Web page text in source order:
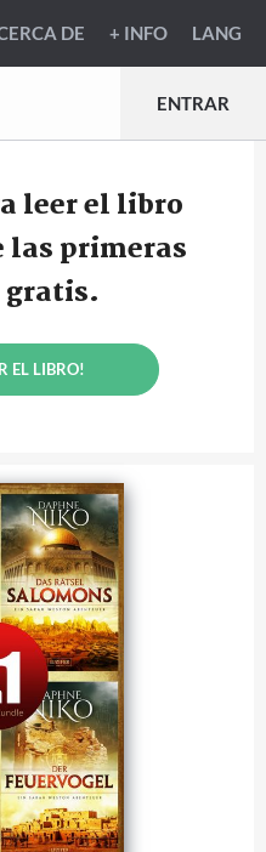
DE + INFO LANG
ENTRAR
leer el libro
las primeras
EL LIBRO!